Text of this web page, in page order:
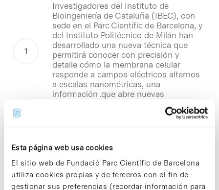
Esta página web usa cookies
El sitio web de Fundació Parc Científic de Barcelona
utiliza cookies propias y de terceros con el fin de
gestionar sus preferencias (recordar información para
Investigadores del Instituto de
Bioingeniería de Cataluña (IBEC), con
sede en el Parc Científic de Barcelona, y
del Instituto Politécnico de Milán han
desarrollado una nueva técnica que
permitirá conocer con precisión y
detalle cómo la membrana celular
responde a campos eléctricos alternos
a escalas nanométricas, una
información .que abre nuevas
ámbito de la biología celular y molecular.
Nanoscale Dielectric Microscopy of
Single-Layer Supported Biomembranes»
( doi: 10.1021/nl803851u).